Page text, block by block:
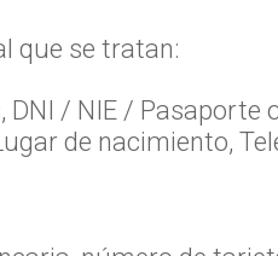
que se tratan:
/ NIE /
de nacimiento,